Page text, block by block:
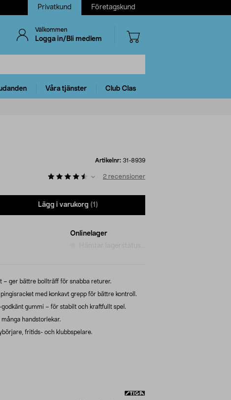
Privatkund Företagskund
Välkommen
Logga in/Bli medlem
Våra tjänster Club Clas
Artikelnr: 31-8939
2 recensioner
Lägg i varukorg (1)
Onlinelager
– ger bättre bollträff för snabba returer.
med konkavt grepp för bättre kontroll.
gummi – för stabilt och kraftfullt spel.
handstorlekar.
fritids- och klubbspelare.